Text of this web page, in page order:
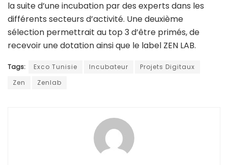
la suite d’une incubation par des experts dans les
différents secteurs d’activité. Une deuxième
sélection permettrait au top 3 d’être primés, de
recevoir une dotation ainsi que le label ZEN LAB.
Tags: Exco Tunisie Incubateur
Projets Digitaux
Zen
Zenlab